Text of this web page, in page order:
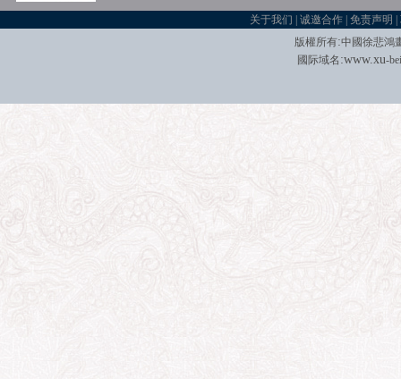
关于我们 |诚邀合作 |免责声明 |
版權所有:中國徐悲鴻
國际域名 :www.xu-